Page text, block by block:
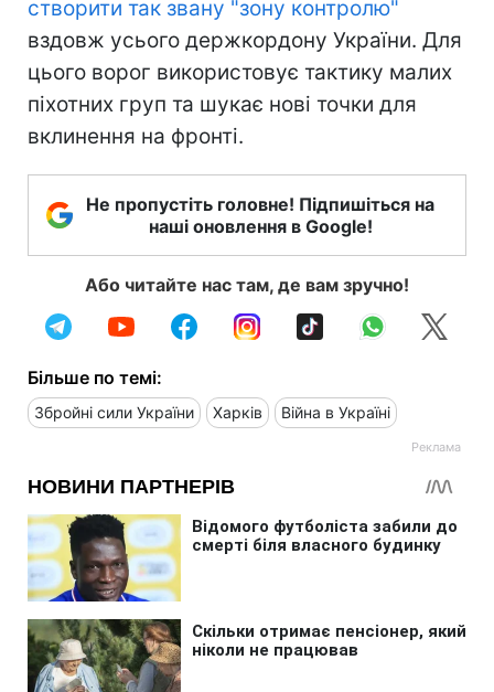
створити так звану "зону контролю"
вздовж усього держкордону України. Для
цього ворог використовує тактику малих
піхотних груп та шукає нові точки для
вклинення на фронті.
Не пропустіть головне! Підпишіться на
наші оновлення в Google!
Або читайте нас там, де вам зручно!
Більше по темі:
Збройні сили України Харків Війна в Україні